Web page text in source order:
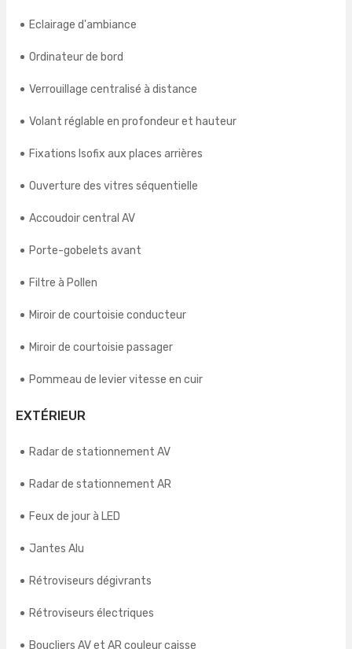
Eclairage d'ambiance
Ordinateur de bord
Verrouillage centralisé à distance
Volant réglable en profondeur et hauteur
Fixations Isofix aux places arrières
Ouverture des vitres séquentielle
Accoudoir central AV
Porte-gobelets avant
Filtre à Pollen
Miroir de courtoisie conducteur
Miroir de courtoisie passager
Pommeau de levier vitesse en cuir
EXTÉRIEUR
Radar de stationnement AV
Radar de stationnement AR
Feux de jour à LED
Jantes Alu
Rétroviseurs dégivrants
Rétroviseurs électriques
Boucliers AV et AR couleur caisse